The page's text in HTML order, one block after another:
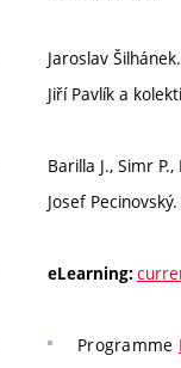
Jaroslav
Jiří Pavlík a
Barilla J., Simr
Josef
eLearning:
Programme